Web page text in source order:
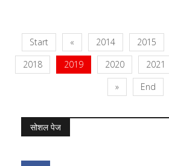
Start « 2014 2015
2018
2019 2020 2021
»
End
सोशल पेज